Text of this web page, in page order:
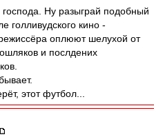
господа. Ну разыграй подобный
голливудского кино -
оплюют шелухой от
и послдених
этот футбол...